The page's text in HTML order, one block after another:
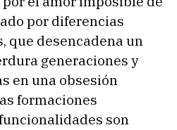
por diferencias
que desencadena un
generaciones y
en una obsesión
formaciones
son